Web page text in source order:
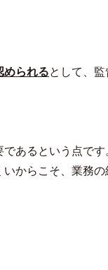
められるとして、
あるという点で
からこそ、業務